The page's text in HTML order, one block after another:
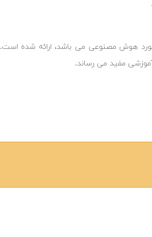
هوش مصنوعی می باشد، ارائه شده است.
مفید می رساند.